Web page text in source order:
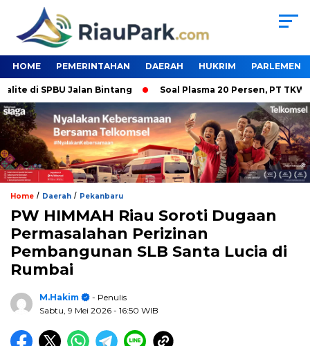
HOME PEMERINTAHAN DAERAH HUKRIM PARLEMEN
Jalan Bintang Soal Plasma 20 Persen, PT TKWL Tak
Home / Daerah / Pekanbaru
PW HIMMAH Riau Soroti Dugaan
Permasalahan Perizinan
Pembangunan SLB Santa Lucia di
Rumbai
M.Hakim
- Penulis
Sabtu, 9 Mei 2026 - 16:50 WIB